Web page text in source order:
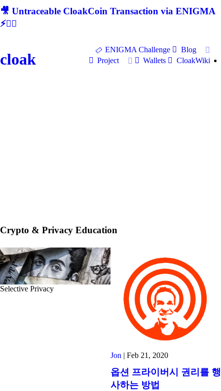
🎥 Untraceable CloakCoin Transaction via ENIGMA
⚡🕵‍♂
cloak
ENIGMA Challenge
Blog
Project
Wallets CloakWiki
Crypto & Privacy Education
Selective Privacy
Jon Feb 21, 2020
옵션 프라이버시 권리를 행
사하는 방법